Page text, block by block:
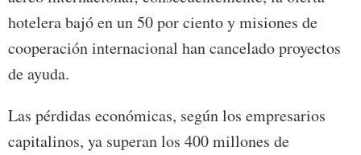
hotelera bajó en un 50 por ciento y misiones de
cooperación internacional han cancelado proyectos
de ayuda.
Las pérdidas económicas, según los empresarios
capitalinos, ya superan los 400 millones de